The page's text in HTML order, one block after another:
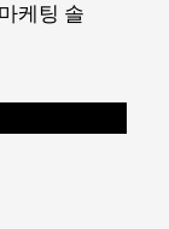
케팅 솔